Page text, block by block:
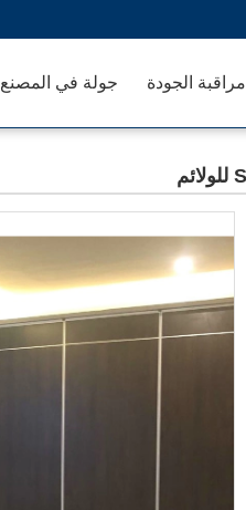
جولة في المصنع مراقبة الجودة